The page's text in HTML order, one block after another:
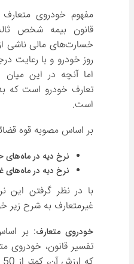
قانون بیمه شخص
خسارت‌های مالی ناشی
روز خودرو و با رعایت
اما آنچه در این
تعارف خودرو است که
است.
بر اساس مصوبه قوه قضائیه
نرخ دیه در ماه‌های حرام: 2 میلیارد و 133
نرخ دیه در ماه‌های غیرحرام: 1 میلیارد و
با در نظر گرفتن این
غیرمتعارف به شرح زیر
خودروی متعارف: بر
تفسیر قانون، خودروی